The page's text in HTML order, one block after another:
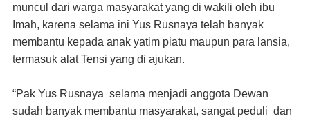
muncul dari warga masyarakat yang di wakili oleh ibu
Imah, karena selama ini Yus Rusnaya telah banyak
membantu kepada anak yatim piatu maupun para lansia,
termasuk alat Tensi yang di ajukan.
“Pak Yus Rusnaya selama menjadi anggota Dewan
sudah banyak membantu masyarakat, sangat peduli dan